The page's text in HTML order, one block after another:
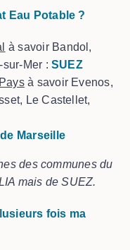
Eau Potable ?
à savoir Bandol,
sur-Mer :SUEZ
à savoir Evenos,
Le Castellet,
Marseille
des communes du
mais de SUEZ.
fois ma